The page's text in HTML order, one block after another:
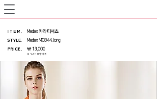
ITEM .
Medex 카라티셔츠
STYLE.
Medex MC844_long
PRICE.
※ VAT 포함가격
￦ 13,000